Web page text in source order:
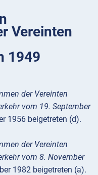
Vereinten
1949
der Vereinten
vom 19. September
1956 beigetreten (d).
der Vereinten
vom 8. November
1982 beigetreten (a).